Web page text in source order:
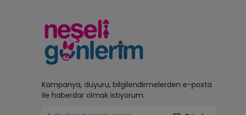
Kampanya, duyuru, bilgilendirmelerden e-posta
ile haberdar olmak istiyorum.